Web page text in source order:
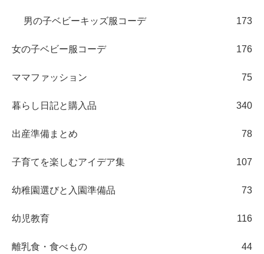
男の子ベビーキッズ服コーデ 173
女の子ベビー服コーデ 176
ママファッション 75
暮らし日記と購入品 340
出産準備まとめ 78
子育てを楽しむアイデア集 107
幼稚園選びと入園準備品 73
幼児教育 116
離乳食・食べもの 44